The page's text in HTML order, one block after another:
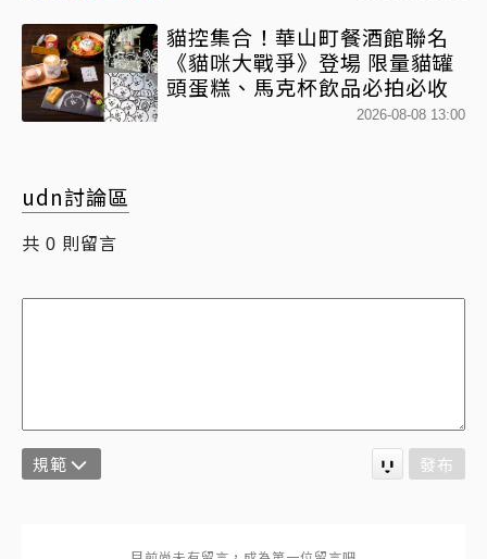
貓控集合！華山町餐酒館聯名
《貓咪大戰爭》登場 限量貓罐
頭蛋糕、馬克杯飲品必拍必收
2026-08-08 13:00
udn討論區
共 0 則留言
規範 發布